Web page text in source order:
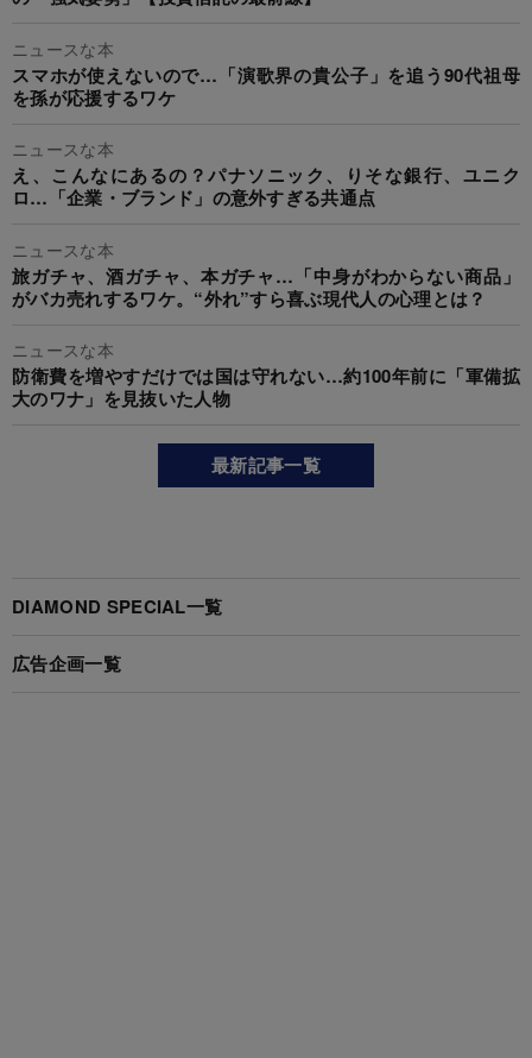
ニュースな本
スマホが使えないので…「演歌界の貴公子」を追う90代祖母
を孫が応援するワケ
ニュースな本
え、こんなにあるの？パナソニック、りそな銀行、ユニク
ロ…「企業・ブランド」の意外すぎる共通点
ニュースな本
旅ガチャ、酒ガチャ、本ガチャ…「中身がわからない商品」
がバカ売れするワケ。“外れ”すら喜ぶ現代人の心理とは？
ニュースな本
防衛費を増やすだけでは国は守れない…約100年前に「軍備拡
大のワナ」を見抜いた人物
最新記事一覧
DIAMOND SPECIAL一覧
広告企画一覧